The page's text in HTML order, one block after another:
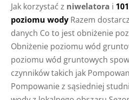
Jak korzystać z niwelatora i
poziomu wody Razem
danych Co to jest obniżenie
Obniżenie poziomu wód
poziomu wód gruntowych
czynników takich jak
Pompowanie z sąsiedniej